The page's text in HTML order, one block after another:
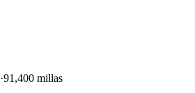
91,400 millas